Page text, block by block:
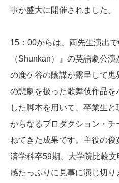
事が盛大に開催されました。
15：00からは、両先生演出
（Shunkan）』の英語劇公
の鹿ケ谷の陰謀が露呈して
の悲劇を扱った歌舞伎作品
した脚本を用いて、卒業生
からなるプロダクション・
ねてきた成果です。主役の
済学科卒59期、大学院比較
感たっぷりに見事に演じ切り